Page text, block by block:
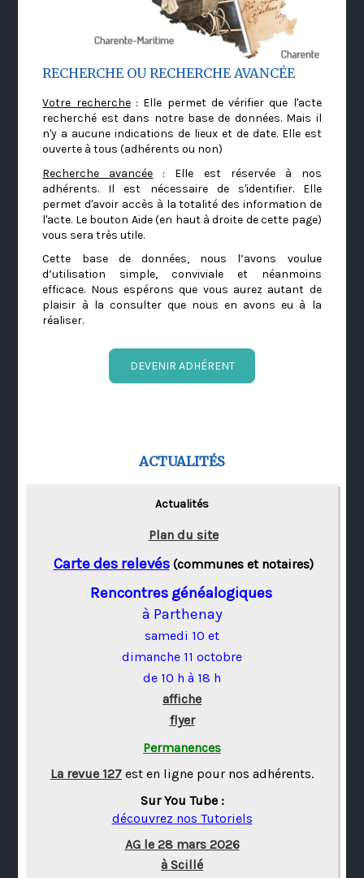
RECHERCHE OU RECHERCHE AVANCÉE
Votre recherche: Elle permet de vérifier que l'acte
recherché est dans notre base de données. Mais il
n'y a aucune indications de lieux et de date. Elle est
ouverte à tous (adhérents ou non)
Recherche avancée : Elle est réservée à nos
adhérents. Il est nécessaire de s'identifier. Elle
permet d'avoir accès à la totalité des information de
l'acte. Le bouton Aide (en haut à droite de cette page)
vous sera très utile.
Cette base de données, nous l’avons voulue
d’utilisation simple, conviviale et néanmoins
efficace. Nous espérons que vous aurez autant de
plaisir à la consulter que nous en avons eu à la
réaliser.
DEVENIR ADHÉRENT
ACTUALITÉS
Actualités
Plan du site
Carte des relevés(communes et notaires)
Rencontres généalogiques
à Parthenay
samedi 10 et
dimanche 11 octobre
de 10 h à 18 h
affiche
flyer
Permanences
La revue 127 est en ligne pour nos adhérents.
Sur You Tube :
découvrez nos Tutoriels
AG le 28 mars 2026
à Scillé